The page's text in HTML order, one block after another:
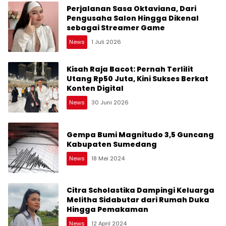
Perjalanan Sasa Oktaviana, Dari
Pengusaha Salon Hingga Dikenal
sebagai Streamer Game
News 1 Juli 2026
Kisah Raja Bacot: Pernah Terlilit
Utang Rp50 Juta, Kini Sukses Berkat
Konten Digital
News 30 Juni 2026
Gempa Bumi Magnitudo 3,5 Guncang
Kabupaten Sumedang
News 18 Mei 2024
Citra Scholastika Dampingi Keluarga
Melitha Sidabutar dari Rumah Duka
Hingga Pemakaman
News 12 April 2024